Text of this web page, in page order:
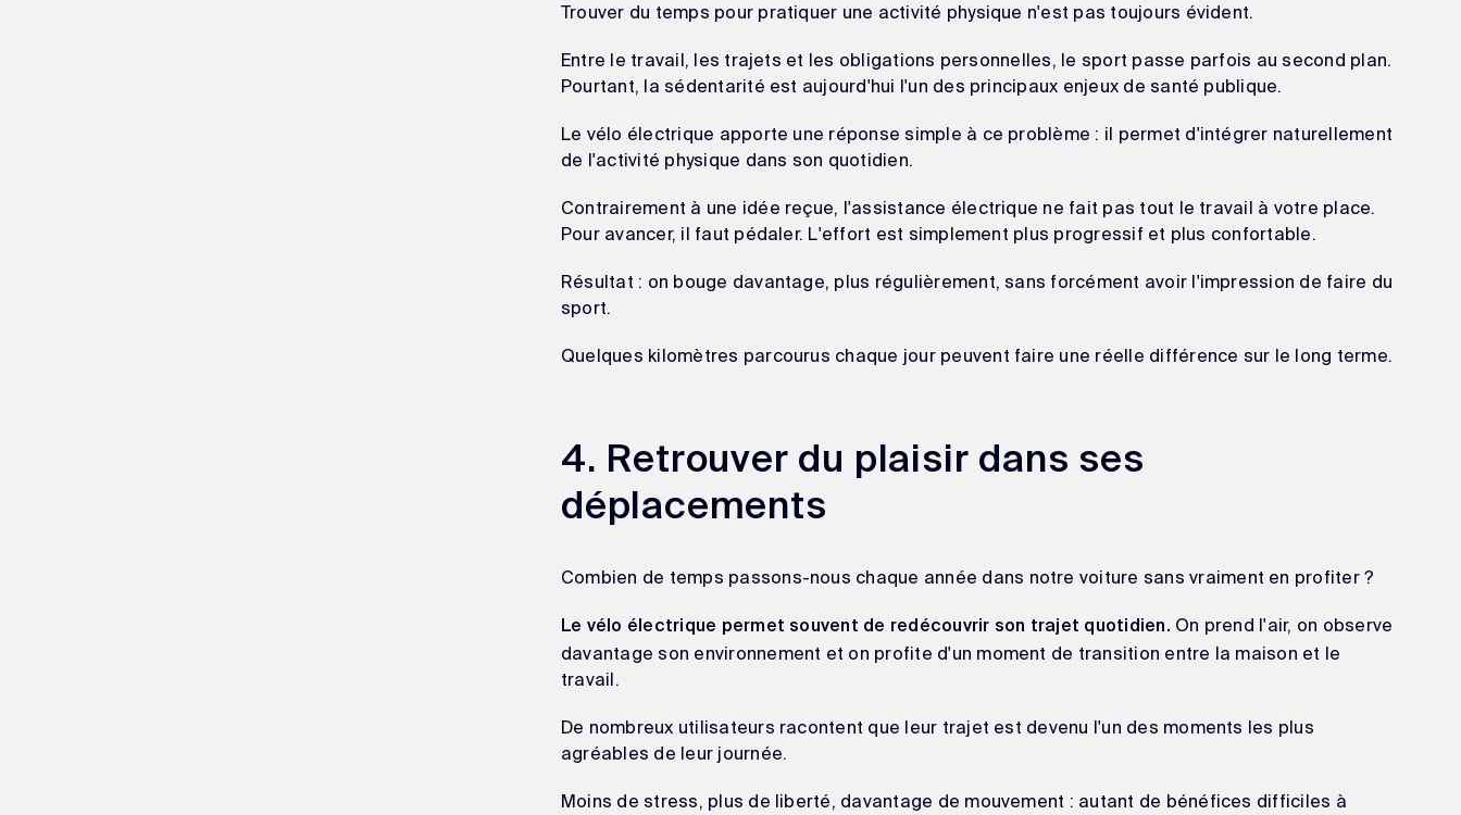
Trouver du temps pour pratiquer une activité physique n'est pas toujours évident.
Entre le travail, les trajets et les obligations personnelles, le sport passe parfois au second plan.
Pourtant, la sédentarité est aujourd'hui l'un des principaux enjeux de santé publique.
Le vélo électrique apporte une réponse simple à ce problème : il permet d'intégrer naturellement
de l'activité physique dans son quotidien.
Contrairement à une idée reçue, l'assistance électrique ne fait pas tout le travail à votre place.
Pour avancer, il faut pédaler. L'effort est simplement plus progressif et plus confortable.
Résultat : on bouge davantage, plus régulièrement, sans forcément avoir l'impression de faire du
sport.
Quelques kilomètres parcourus chaque jour peuvent faire une réelle différence sur le long terme.
4. Retrouver du plaisir dans ses
déplacements
Combien de temps passons-nous chaque année dans notre voiture sans vraiment en profiter ?
Le vélo électrique permet souvent de redécouvrir son trajet quotidien. On prend l'air, on observe
davantage son environnement et on profite d'un moment de transition entre la maison et le
travail.
De nombreux utilisateurs racontent que leur trajet est devenu l'un des moments les plus
agréables de leur journée.
Moins de stress, plus de liberté, davantage de mouvement : autant de bénéfices difficiles à